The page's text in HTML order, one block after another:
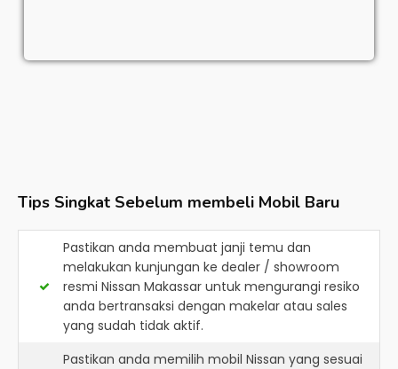
Tips Singkat Sebelum membeli Mobil Baru
Pastikan anda membuat janji temu dan
melakukan kunjungan ke dealer / showroom
resmi Nissan Makassar untuk mengurangi resiko
anda bertransaksi dengan makelar atau sales
yang sudah tidak aktif.
Pastikan anda memilih mobil Nissan yang sesuai